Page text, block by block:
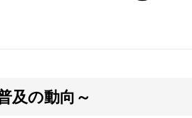
及の動向～